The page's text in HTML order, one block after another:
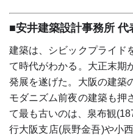
■安井建築設計事務所
建築は、シビックプライド
て時代がわかる。大正末期
発展を遂げた。大阪の建築
モダニズム前夜の建築も押
て最も古いのは、泉布観
行大阪支店(辰野金吾)や小